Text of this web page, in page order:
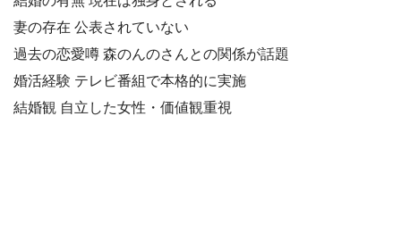
妻の存在 公表されていない
過去の恋愛噂 森のんのさんとの関係が話題
婚活経験 テレビ番組で本格的に実施
結婚観 自立した女性・価値観重視